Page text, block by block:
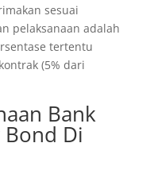
sesuai
pelaksanaan adalah
tertentu
(5% dari
Bank
Di